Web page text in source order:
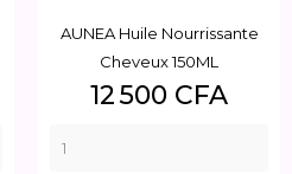
AUNEA Huile Nourrissante
Cheveux 150ML
Prix
12 500 CFA